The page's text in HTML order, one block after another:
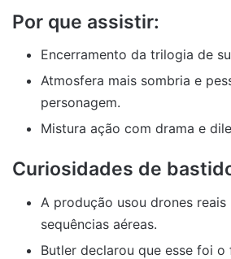
Por que assistir:
Encerramento da trilogia de
Atmosfera mais sombria e
personagem.
Mistura ação com drama e
Curiosidades de
A produção usou drones
sequências aéreas.
Butler declarou que esse foi o